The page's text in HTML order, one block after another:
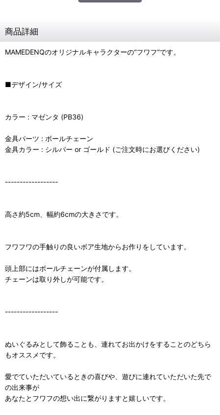
商品詳細
MAMEDENQのオリジナルキャラクターの“フワフ”です。
■デザイン/サイズ
カラー : マゼンタ (PB36)
金具パーツ : ボールチェーン
金具カラー : シルバー or ゴールド (ご注文時にお選びください)
------------------
高さ約5cm、幅約6cmの大きさです。
フワフワの手触りの良いボア生地からお作りをしています。
頭上部にはボールチェーンが付属します。
チェーンは取り外しが可能です。
------------------
ぬいぐるみとして飾ることも、連れてお出かけをすることのどちら
もオススメです。
愛でていただいているときの喜びや、遊びに連れていただいた先で
の出来事が
あなたとフワフの想い出に繋がりますと嬉しいです。